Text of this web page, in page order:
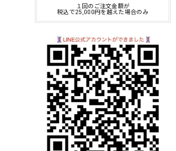
１回のご注文金額が
税込で25,000円を越えた場合のみ